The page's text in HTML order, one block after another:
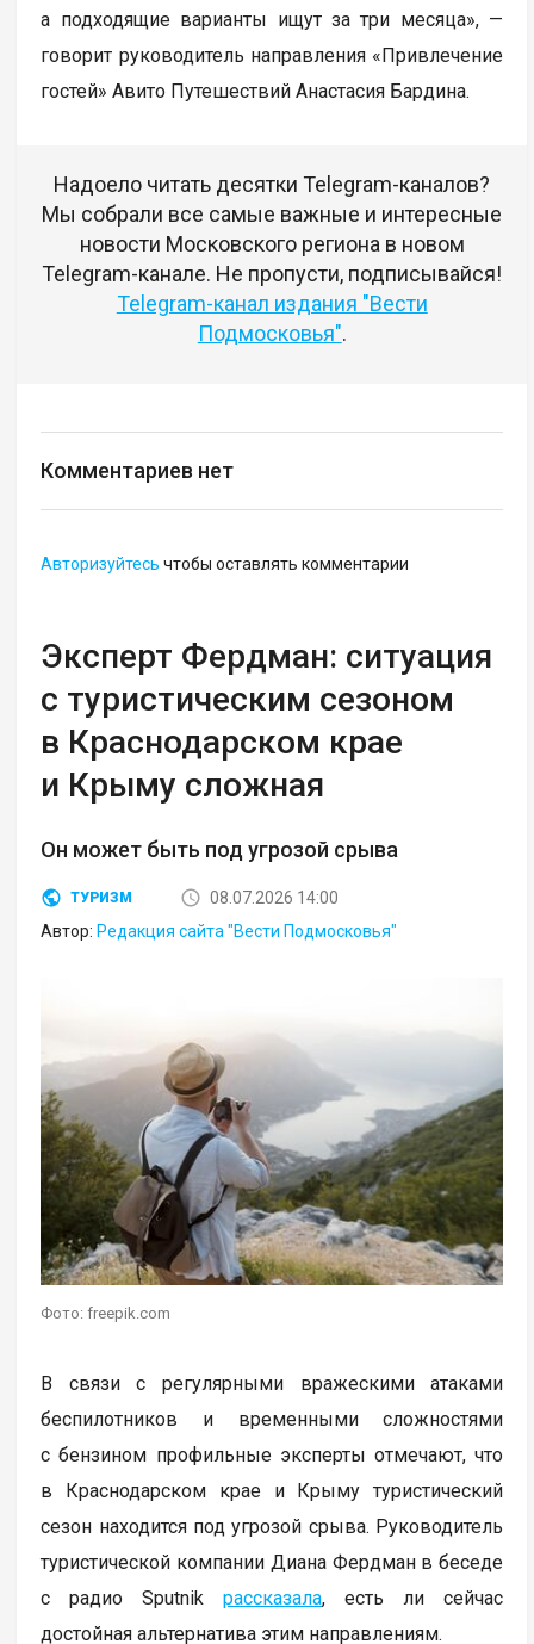
а подходящие варианты ищут за три месяца», —
говорит руководитель направления «Привлечение
гостей» Авито Путешествий Анастасия Бардина.
Надоело читать десятки Telegram-каналов?
Мы собрали все самые важные и интересные
новости Московского региона в новом
Telegram-канале. Не пропусти, подписывайся!
Telegram-канал издания "Вести
Подмосковья".
Комментариев нет
Авторизуйтесь чтобы оставлять комментарии
Эксперт Фердман: ситуация
с туристическим сезоном
в Краснодарском крае
и Крыму сложная
Он может быть под угрозой срыва
ТУРИЗМ
08.07.2026 14:00
Автор: Редакция сайта "Вести Подмосковья"
Фото: freepik.com
В связи с регулярными вражескими атаками
беспилотников и временными сложностями
с бензином профильные эксперты отмечают, что
в Краснодарском крае и Крыму туристический
сезон находится под угрозой срыва. Руководитель
туристической компании Диана Фердман в беседе
с радио Sputnikрассказала, есть ли сейчас
достойная альтернатива этим направлениям.